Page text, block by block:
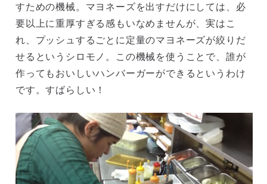
すための機械。マヨネーズを出すだけにしては、必
要以上に重厚すぎる感もいなめませんが、実はこ
れ、プッシュするごとに定量のマヨネーズが絞りだ
せるというシロモノ。この機械を使うことで、誰が
作ってもおいしいハンバーガーができるというわけ
です。すばらしい！